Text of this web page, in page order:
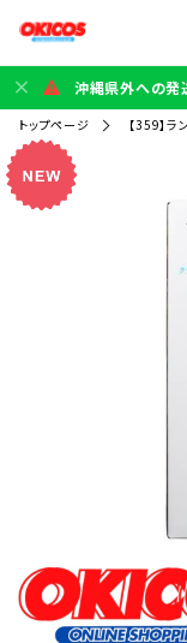
沖縄県外への発
トップページ 【359】